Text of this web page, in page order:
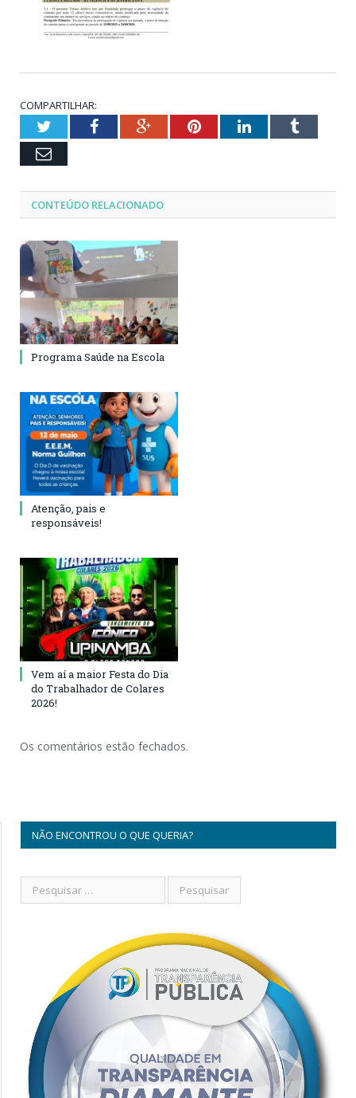
COMPARTILHAR:
TwitterFacebookGoogle+PinterestLinkedInTumblr
Email
CONTEÚDO RELACIONADO
Programa Saúde na Escola
Atenção, pais e
responsáveis!
Vem aí a maior Festa do Dia
do Trabalhador de Colares
2026!
Os comentários estão fechados.
NÃO ENCONTROU O QUE QUERIA?